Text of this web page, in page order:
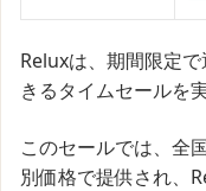
Reluxは、期間限定
きるタイムセールを
このセールでは、全
別価格で提供され、